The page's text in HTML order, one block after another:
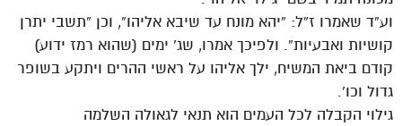
וע”ד שאמרו ז”ל: “יהא מונח עד שיבא אליהו”, וכן “תשבי יתרן
קושיות ואבעיות”. ולפיכך אמרו, שג’ ימים (שהוא רמז ידוע)
קודם ביאת המשיח, ילך אליהו על ראשי ההרים ויתקע בשופר
גדול וכו’.
גילוי הקבלה לכל העמים הוא תנאי לגאולה השלמה